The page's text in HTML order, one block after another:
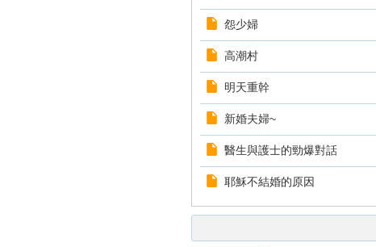
怨少婦
高潮村
明天重幹
新婚夫婦~
醫生與護士的勁爆對話
耶穌不結婚的原因